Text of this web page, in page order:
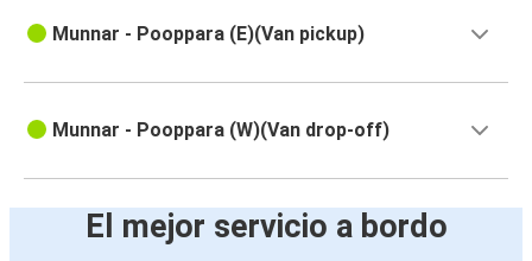
Munnar - Pooppara (E)(Van pickup)
Munnar - Pooppara (W)(Van drop-off)
El mejor servicio a bordo